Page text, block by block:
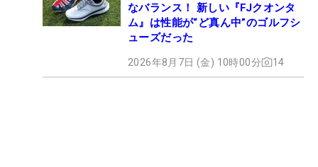
なバランス！ 新しい『FJクオンタ
ム』は性能が“ど真ん中”のゴルフシ
ューズだった
2026年8月7日 (金) 10時00分 14